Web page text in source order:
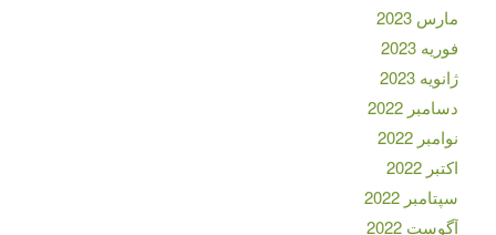
مارس 2023
فوریه 2023
ژانویه 2023
دسامبر 2022
نوامبر 2022
اکتبر 2022
سپتامبر 2022
آگوست 2022